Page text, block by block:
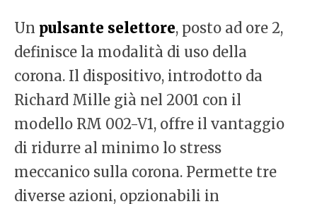
Un pulsante selettore, posto ad ore 2,
definisce la modalità di uso della
corona. Il dispositivo, introdotto da
Richard Mille già nel 2001 con il
modello RM 002-V1, offre il vantaggio
di ridurre al minimo lo stress
meccanico sulla corona. Permette tre
diverse azioni, opzionabili in